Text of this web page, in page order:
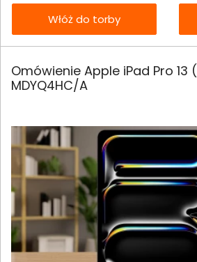
Włóż do torby
Omówienie Apple iPad Pro 13
MDYQ4HC/A